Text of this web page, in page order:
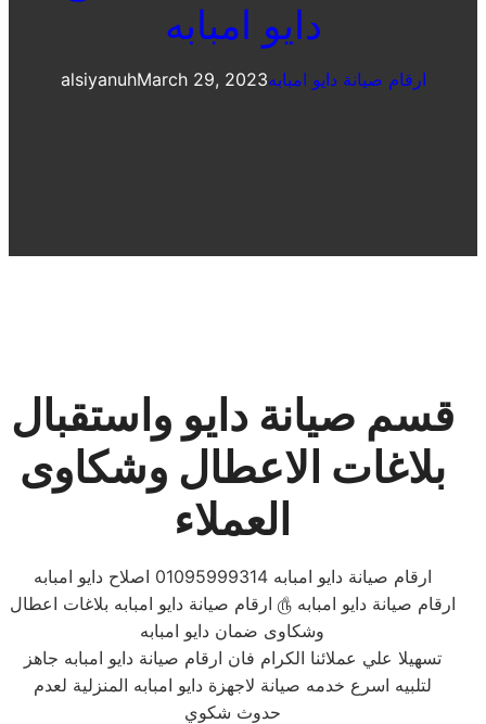
دايو امبابه
alsiyanuhMarch 29, 2023ارقام صيانة دايو امبابه
قسم صيانة دايو واستقبال
بلاغات الاعطال وشكاوى
العملاء
ارقام صيانة دايو امبابه 01095999314 اصلاح دايو امبابه
ارقام صيانة دايو امبابه ௹ ارقام صيانة دايو امبابه بلاغات اعطال
وشكاوى ضمان دايو امبابه
تسهيلا علي عملائنا الكرام فان ارقام صيانة دايو امبابه جاهز
لتلبيه اسرع خدمه صيانة لاجهزة دايو امبابه المنزلية لعدم
حدوث شكوي